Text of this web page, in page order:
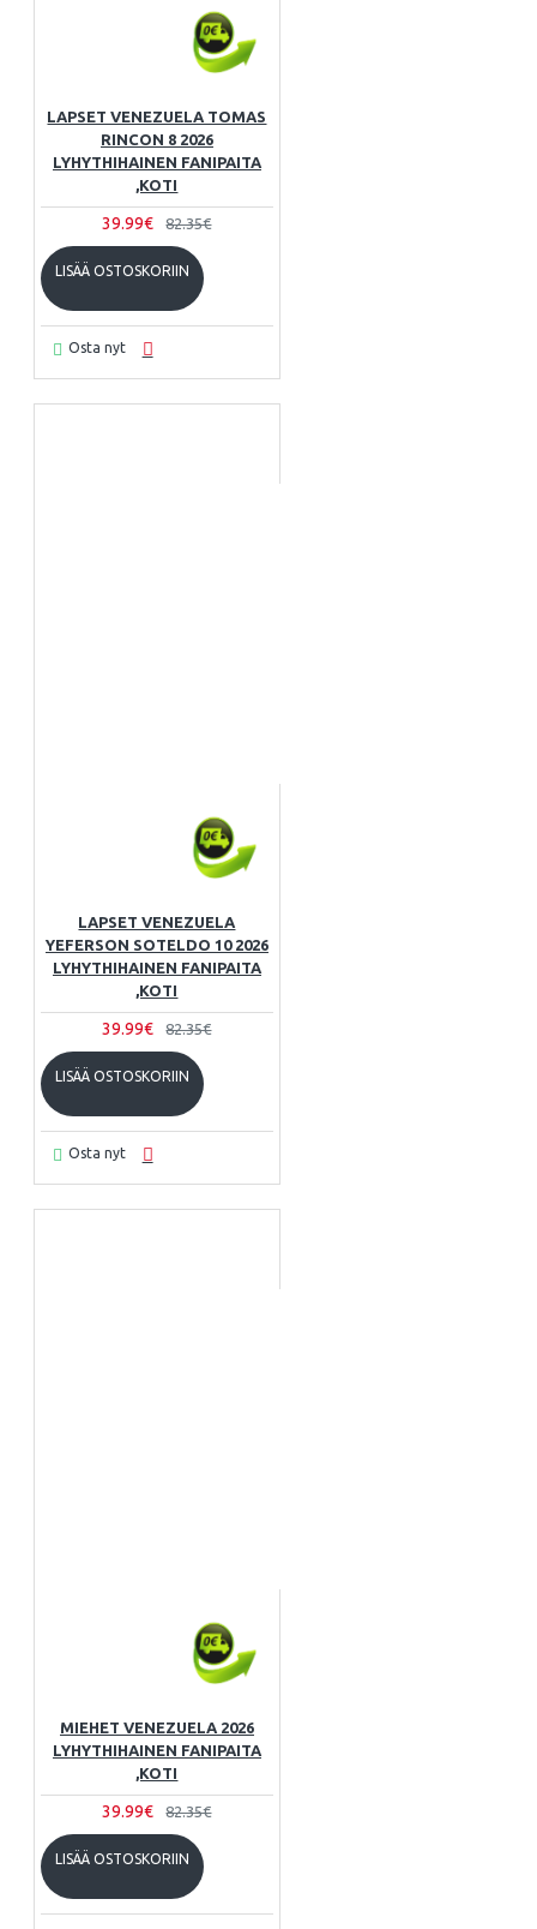
LAPSET VENEZUELA TOMAS
RINCON 8 2026
LYHYTHIHAINEN FANIPAITA
,KOTI
39.99€ 82.35€
LISÄÄ OSTOSKORIIN
Osta nyt
LAPSET VENEZUELA
YEFERSON SOTELDO 10 2026
LYHYTHIHAINEN FANIPAITA
,KOTI
39.99€ 82.35€
LISÄÄ OSTOSKORIIN
Osta nyt
MIEHET VENEZUELA 2026
LYHYTHIHAINEN FANIPAITA
,KOTI
39.99€ 82.35€
LISÄÄ OSTOSKORIIN